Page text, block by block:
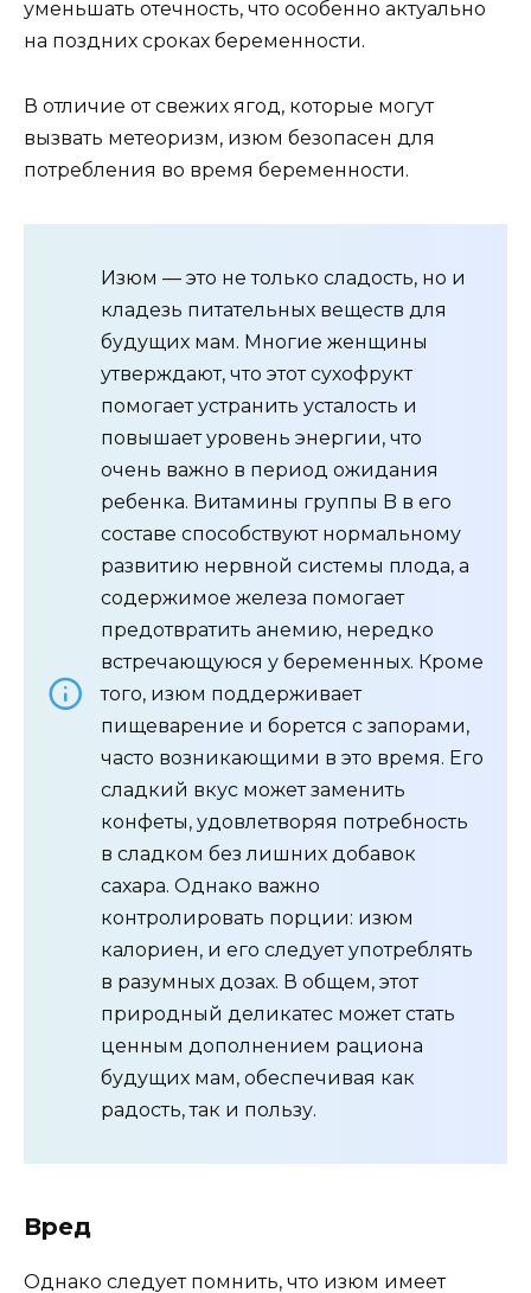
уменьшать отечность, что особенно актуально
на поздних сроках беременности.
В отличие от свежих ягод, которые могут
вызвать метеоризм, изюм безопасен для
потребления во время беременности.
Изюм — это не только сладость, но и
кладезь питательных веществ для
будущих мам. Многие женщины
утверждают, что этот сухофрукт
помогает устранить усталость и
повышает уровень энергии, что
очень важно в период ожидания
ребенка. Витамины группы B в его
составе способствуют нормальному
развитию нервной системы плода, а
содержимое железа помогает
предотвратить анемию, нередко
встречающуюся у беременных. Кроме
того, изюм поддерживает
пищеварение и борется с запорами,
часто возникающими в это время. Его
сладкий вкус может заменить
конфеты, удовлетворяя потребность
в сладком без лишних добавок
сахара. Однако важно
контролировать порции: изюм
калориен, и его следует употреблять
в разумных дозах. В общем, этот
природный деликатес может стать
ценным дополнением рациона
будущих мам, обеспечивая как
радость, так и пользу.
Вред
Однако следует помнить, что изюм имеет